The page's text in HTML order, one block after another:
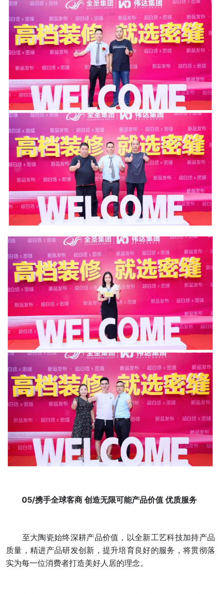
05/携手全球客商 创造无限可能产品价值 优质服务
至大陶瓷始终深耕产品价值，以全新工艺科技加持产品
质量，精进产品研发创新，提升培育良好的服务，将贯彻落
实为每一位消费者打造美好人居的理念。